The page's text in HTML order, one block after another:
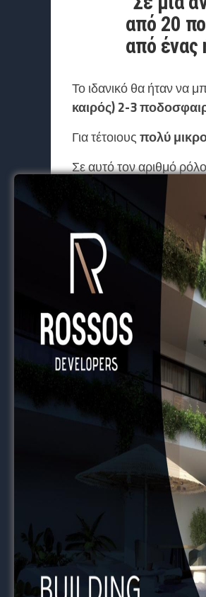
από 20
από ένας
Το ιδανικό θα ήταν να
καιρός) 2-3
Για τέτοιουςπολύ
Σε αυτό τον αριθμό
Δεν έχουν όλες οι
Άλλες περισσότερες,
Σε προηγμένες
αν δώσουν
έστω και
Υπάρχουν σχολές
ρόστερ της 18αδας της
την Ακαδημία,
την
Αλλά μεγέθη σίγουρα,
ως πηγή
ποδοσφαιριστών, με
Κάτι που δεν
Ακαδημίες
για τέτοιο
Υπάρχουν και
, στο
συμβόλαιο.
Σε συγκεκριμένη ομάδα
καταφέραν και έγιναν